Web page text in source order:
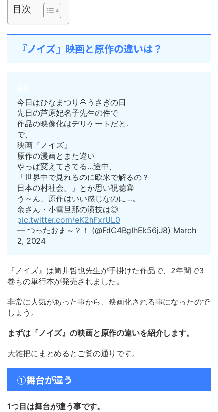
目次
『ノイズ』映画と原作の違いは？
今日はひなまつり🌸うさぎの日
先日の芦原妃名子先生の件で
作品の映像化はデリケートだと。
で、
映画『ノイズ』
原作の漫画とまた違い
やっぱ変えてきてる…途中、
「世界中で見れるのに欧米で解るの？
日本の村社会。」とか思い視聴😩
う～ん、原作はいい感じなのに…。
余さん・小雪旦那の演技は◎
pic.twitter.com/eK2hFxrUL0
— つったおま～？！ (@FdC4BgIhEk56jJ8) March
2, 2024
『ノイズ』は筒井哲也先生が手掛けた作品で、2年間で3
巻もの単行本が発売されました。
非常に人気があった事から、映画化される事になったので
しょう。
まずは『ノイズ』の映画と原作の違いを紹介します。
大雑把にまとめるとご覧の通りです。
①舞台が違う
1つ目は舞台が違う事です。